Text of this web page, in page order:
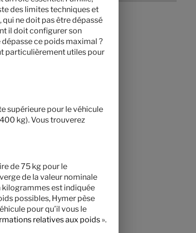
des limites techniques et
ne doit pas être dépassé
il doit configurer son
ce poids maximal ?
particulièrement utiles pour
supérieure pour le véhicule
kg). Vous trouverez
de 75 kg pour le
de la valeur nominale
kilogrammes est indiquée
possibles, Hymer pèse
pour qu’il vous le
relatives aux poids ».